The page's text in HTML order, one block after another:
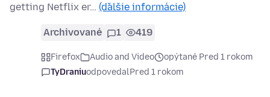
getting Netflix er… (ďalšie informácie)
Archivované 1 419
Firefox Audio and Video
opýtané Pred 1 rokom
TyDraniuodpovedalPred 1 rokom